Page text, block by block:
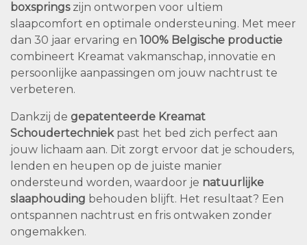
boxspringszijn ontworpen voor ultiem
slaapcomfort en optimale ondersteuning. Met meer
dan 30 jaar ervaring en 100% Belgische productie
combineert Kreamat vakmanschap, innovatie en
persoonlijke aanpassingen om jouw nachtrust te
verbeteren.
Dankzij de gepatenteerde Kreamat
Schoudertechniekpast het bed zich perfect aan
jouw lichaam aan. Dit zorgt ervoor dat je schouders,
lenden en heupen op de juiste manier
ondersteund worden, waardoor je natuurlijke
slaaphouding behouden blijft. Het resultaat? Een
ontspannen nachtrust en fris ontwaken zonder
ongemakken.